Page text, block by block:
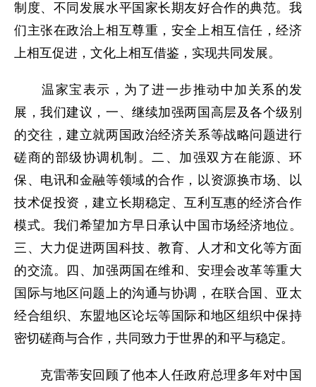
制度、不同发展水平国家长期友好合作的典范。我
们主张在政治上相互尊重，安全上相互信任，经济
上相互促进，文化上相互借鉴，实现共同发展。
温家宝表示，为了进一步推动中加关系的发
展，我们建议，一、继续加强两国高层及各个级别
的交往，建立就两国政治经济关系等战略问题进行
磋商的部级协调机制。二、加强双方在能源、环
保、电讯和金融等领域的合作，以资源换市场、以
技术促投资，建立长期稳定、互利互惠的经济合作
模式。我们希望加方早日承认中国市场经济地位。
三、大力促进两国科技、教育、人才和文化等方面
的交流。四、加强两国在维和、安理会改革等重大
国际与地区问题上的沟通与协调，在联合国、亚太
经合组织、东盟地区论坛等国际和地区组织中保持
密切磋商与合作，共同致力于世界的和平与稳定。
克雷蒂安回顾了他本人任政府总理多年对中国